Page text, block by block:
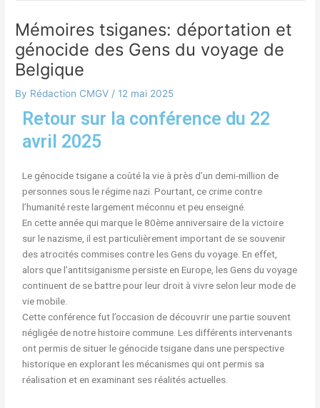
Mémoires tsiganes: déportation et
génocide des Gens du voyage de
Belgique
By Rédaction CMGV / 12 mai 2025
Retour sur la conférence du 22
avril 2025
Le génocide tsigane a coûté la vie à près d’un demi-million de
personnes sous le régime nazi. Pourtant, ce crime contre
l’humanité reste largement méconnu et peu enseigné.
En cette année qui marque le 80ème anniversaire de la victoire
sur le nazisme, il est particulièrement important de se souvenir
des atrocités commises contre les Gens du voyage. En effet,
alors que l’antitsiganisme persiste en Europe, les Gens du voyage
continuent de se battre pour leur droit à vivre selon leur mode de
vie mobile.
Cette conférence fut l’occasion de découvrir une partie souvent
négligée de notre histoire commune. Les différents intervenants
ont permis de situer le génocide tsigane dans une perspective
historique en explorant les mécanismes qui ont permis sa
réalisation et en examinant ses réalités actuelles.